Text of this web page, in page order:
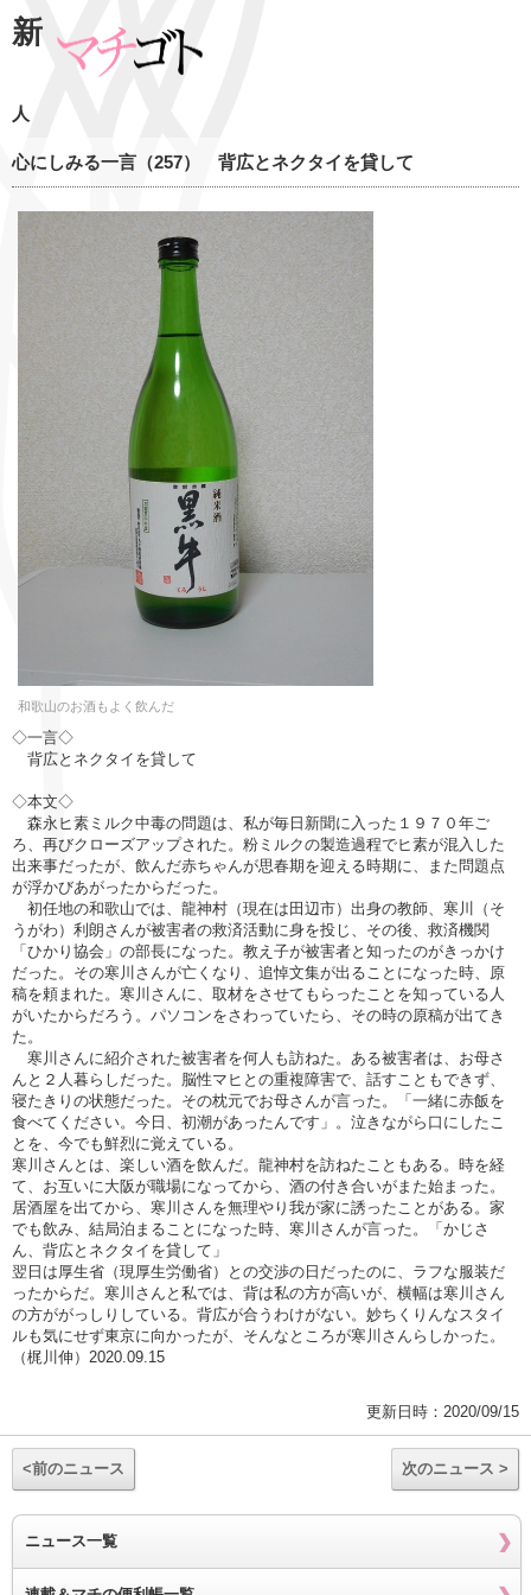
新
人
心にしみる一言（257） 背広とネクタイを貸して
和歌山のお酒もよく飲んだ
◇一言◇
背広とネクタイを貸して
◇本文◇
森永ヒ素ミルク中毒の問題は、私が毎日新聞に入った１９７０年ご
ろ、再びクローズアップされた。粉ミルクの製造過程でヒ素が混入した
出来事だったが、飲んだ赤ちゃんが思春期を迎える時期に、また問題点
が浮かびあがったからだった。
初任地の和歌山では、龍神村（現在は田辺市）出身の教師、寒川（そ
うがわ）利朗さんが被害者の救済活動に身を投じ、その後、救済機関
「ひかり協会」の部長になった。教え子が被害者と知ったのがきっかけ
だった。その寒川さんが亡くなり、追悼文集が出ることになった時、原
稿を頼まれた。寒川さんに、取材をさせてもらったことを知っている人
がいたからだろう。パソコンをさわっていたら、その時の原稿が出てき
た。
寒川さんに紹介された被害者を何人も訪ねた。ある被害者は、お母さ
んと２人暮らしだった。脳性マヒとの重複障害で、話すこともできず、
寝たきりの状態だった。その枕元でお母さんが言った。「一緒に赤飯を
食べてください。今日、初潮があったんです」。泣きながら口にしたこ
とを、今でも鮮烈に覚えている。
寒川さんとは、楽しい酒を飲んだ。龍神村を訪ねたこともある。時を経
て、お互いに大阪が職場になってから、酒の付き合いがまた始まった。
居酒屋を出てから、寒川さんを無理やり我が家に誘ったことがある。家
でも飲み、結局泊まることになった時、寒川さんが言った。「かじさ
ん、背広とネクタイを貸して」
翌日は厚生省（現厚生労働省）との交渉の日だったのに、ラフな服装だ
ったからだ。寒川さんと私では、背は私の方が高いが、横幅は寒川さん
の方ががっしりしている。背広が合うわけがない。妙ちくりんなスタイ
ルも気にせず東京に向かったが、そんなところが寒川さんらしかった。
（梶川伸）2020.09.15
更新日時：2020/09/15
<前のニュース 次のニュース >
ニュース一覧